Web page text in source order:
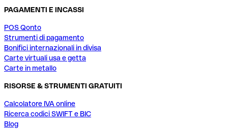
PAGAMENTI E INCASSI
POS Qonto
Strumenti di pagamento
Bonifici internazionali in divisa
Carte virtuali usa e getta
Carte in metallo
RISORSE & STRUMENTI GRATUITI
Calcolatore IVA online
Ricerca codici SWIFT e BIC
Blog